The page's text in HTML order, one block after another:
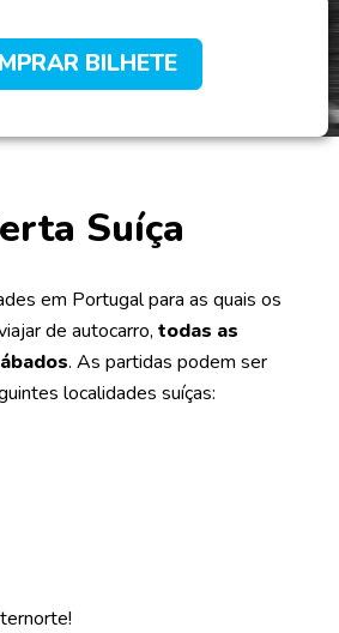
BILHETE
Suíça
em Portugal para as quais os
de autocarro,todas as
. As partidas podem ser
localidades suíças: